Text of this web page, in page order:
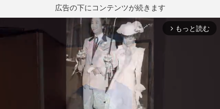
広告の下にコンテンツが続きます
arrow_forward_ios もっと読む